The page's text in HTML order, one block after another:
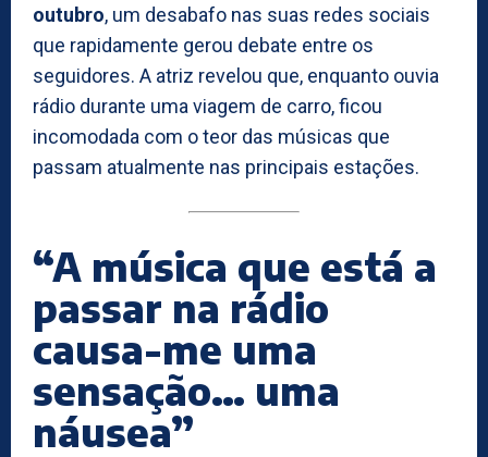
outubro, um desabafo nas suas redes sociais
que rapidamente gerou debate entre os
seguidores. A atriz revelou que, enquanto ouvia
rádio durante uma viagem de carro, ficou
incomodada com o teor das músicas que
passam atualmente nas principais estações.
“A música que está a
passar na rádio
causa-me uma
sensação… uma
náusea”